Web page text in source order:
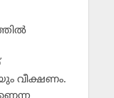
വീക്ഷണം.